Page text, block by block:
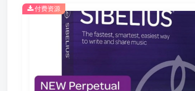
付费资源